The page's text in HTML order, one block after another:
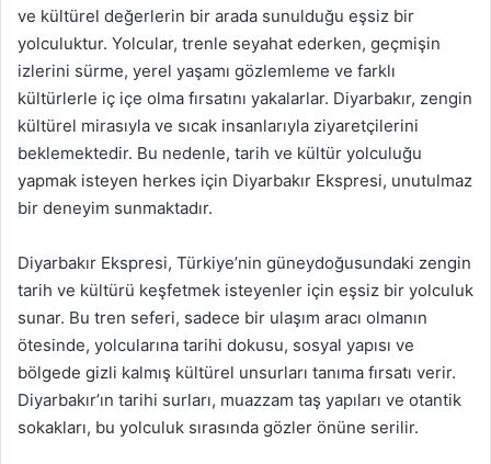
ve kültürel değerlerin bir arada sunulduğu eşsiz bir
yolculuktur. Yolcular, trenle seyahat ederken, geçmişin
izlerini sürme, yerel yaşamı gözlemleme ve farklı
kültürlerle iç içe olma fırsatını yakalarlar. Diyarbakır, zengin
kültürel mirasıyla ve sıcak insanlarıyla ziyaretçilerini
beklemektedir. Bu nedenle, tarih ve kültür yolculuğu
yapmak isteyen herkes için Diyarbakır Ekspresi, unutulmaz
bir deneyim sunmaktadır.
Diyarbakır Ekspresi, Türkiye’nin güneydoğusundaki zengin
tarih ve kültürü keşfetmek isteyenler için eşsiz bir yolculuk
sunar. Bu tren seferi, sadece bir ulaşım aracı olmanın
ötesinde, yolcularına tarihi dokusu, sosyal yapısı ve
bölgede gizli kalmış kültürel unsurları tanıma fırsatı verir.
Diyarbakır’ın tarihi surları, muazzam taş yapıları ve otantik
sokakları, bu yolculuk sırasında gözler önüne serilir.